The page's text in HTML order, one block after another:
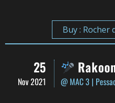
Buy : Rocher
25
Nov 2021 @ MAC 3 |